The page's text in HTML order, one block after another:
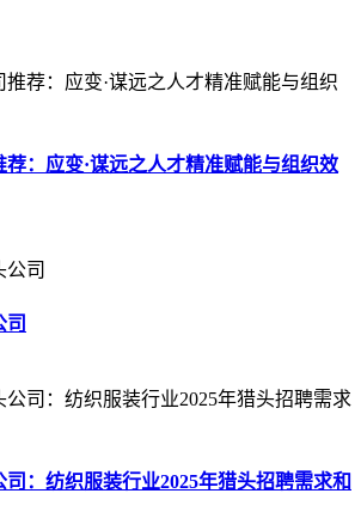
：应变·谋远之人才精准赋能与组织效
司
：纺织服装行业2025年猎头招聘需求和